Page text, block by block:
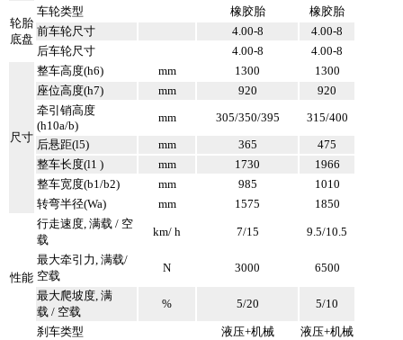
轮胎
底盘
车轮类型 橡胶胎
橡胶胎
前车轮尺寸
4.00-8
4.00-8
后车轮尺寸
4.00-8 4.00-8
尺寸
整车高度(h6) mm 1300
1300
座位高度(h7)
mm 920
920
牵引销高度
(h10a/b)
mm 305/350/395
315/400
后悬距(l5)
mm 365
475
整车长度(l1 )
mm 1730
1966
整车宽度(b1/b2)
mm 985
1010
转弯半径(Wa)
mm 1575 1850
性能
行走速度, 满载 / 空
载
km/ h 7/15 9.5/10.5
最大牵引力, 满载/
空载
N 3000 6500
最大爬坡度, 满
载 / 空载
% 5/20 5/10
刹车类型 液压+机械 液压+机械